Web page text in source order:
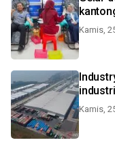
Kamis,
Kamis,